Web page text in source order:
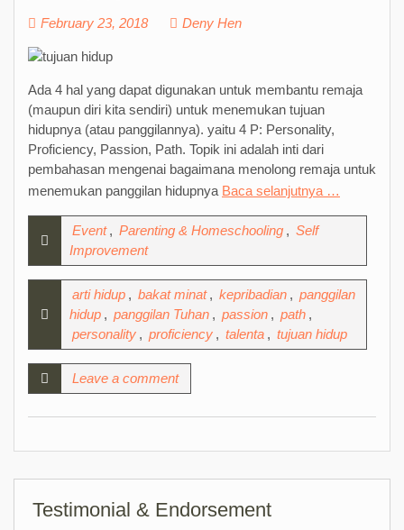
February 23, 2018 Deny Hen
Ada 4 hal yang dapat digunakan untuk membantu remaja
(maupun diri kita sendiri) untuk menemukan tujuan
hidupnya (atau panggilannya). yaitu 4 P: Personality,
Proficiency, Passion, Path. Topik ini adalah inti dari
pembahasan mengenai bagaimana menolong remaja untuk
menemukan panggilan hidupnya Baca selanjutnya …
Event , Parenting & Homeschooling , Self
Improvement
arti hidup , bakat minat , kepribadian , panggilan
hidup , panggilan Tuhan , passion , path ,
personality , proficiency , talenta , tujuan hidup
Leave a comment
Testimonial & Endorsement